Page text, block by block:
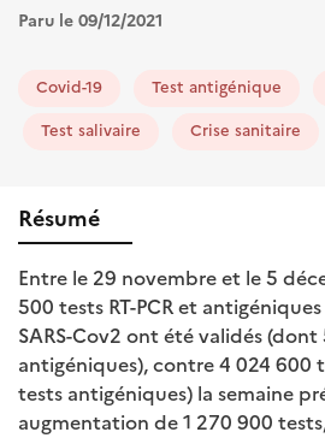
Paru le 09/12/2021
Covid-19 Test antigénique
Test salivaire
Crise sanitaire
Résumé
Entre le 29 novembre et le 5
500 tests RT-PCR et
SARS-Cov2 ont été validés
antigéniques), contre 4 024 600
tests antigéniques) la semaine
augmentation de 1 270 900